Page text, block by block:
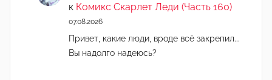
к Комикс Скарлет Леди (Часть 160)
07.08.2026
Привет, какие люди, вроде всё закрепил...
Вы надолго надеюсь?